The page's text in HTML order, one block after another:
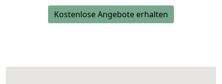
Kostenlose Angebote erhalten